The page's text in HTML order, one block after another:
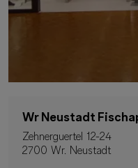
Wr Neustadt
Zehnerguertel 12-24
2700 Wr. Neustadt